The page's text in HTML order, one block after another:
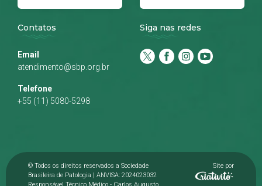
Contatos
Email
atendimento@sbp.org.br
Telefone
+55 (11) 5080-5298
Siga nas redes
© Todos os direitos reservados a Sociedade
Brasileira de Patologia | ANVISA: 2024023032
Site por